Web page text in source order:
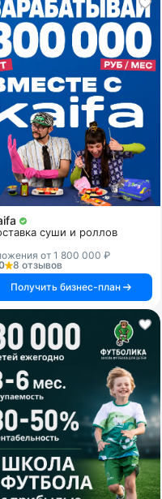
суши и роллов
от 1 800 000 ₽
8 отзывов
Получить бизнес-план